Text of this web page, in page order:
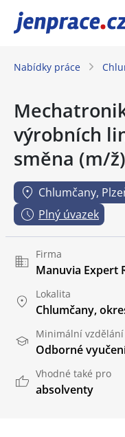
JenPráce.cz
Nabídky práce
výrobních
směna (m/
Chlumčany,
Plný úvazek
Firma
Manuvia Expert
Lokalita
Chlumčany,
Minimální vzdělání
Odborné
Vhodné také pro
absolventy